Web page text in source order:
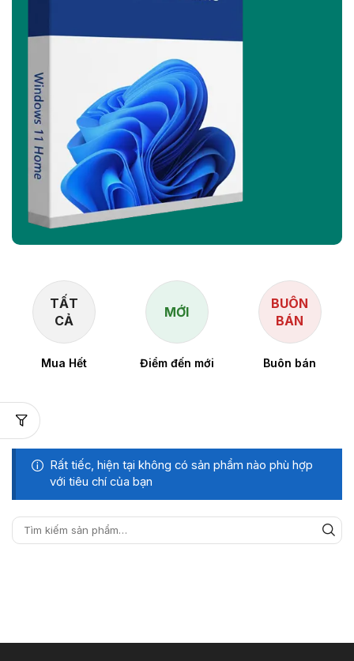
TẤT
CẢ
Mua Hết
MỚI
Điểm đến mới
BUÔN
BÁN
Buôn bán
Rất tiếc, hiện tại không có sản phẩm nào phù hợp
với tiêu chí của bạn